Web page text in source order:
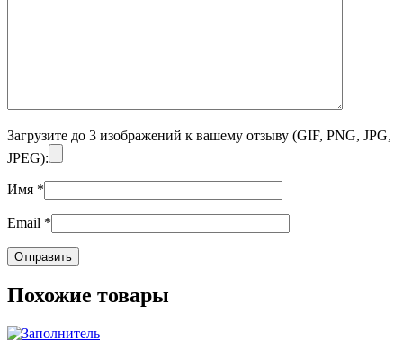
Загрузите до 3 изображений к вашему отзыву (GIF, PNG, JPG,
JPEG):
Имя *
Email *
Похожие товары